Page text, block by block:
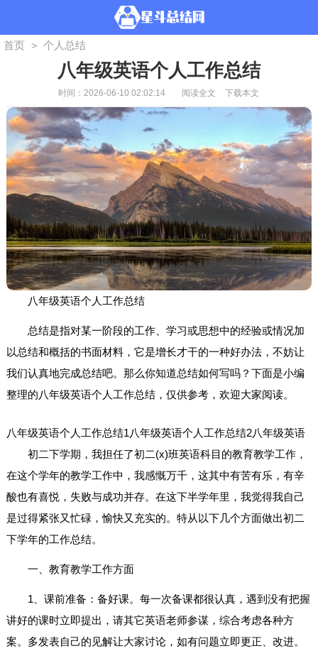
首页 > 个人总结
八年级英语个人工作总结
时间：2026-06-10 02:02:14 阅读全文 下载本文
八年级英语个人工作总结
总结是指对某一阶段的工作、学习或思想中的经验或情况加
以总结和概括的书面材料，它是增长才干的一种好办法，不妨让
我们认真地完成总结吧。那么你知道总结如何写吗？下面是小编
整理的八年级英语个人工作总结，仅供参考，欢迎大家阅读。
八年级英语个人工作总结1
初二下学期，我担任了初二(x)班英语科目的教育教学工作，
在这个学年的教学工作中，我感慨万千，这其中有苦有乐，有辛
酸也有喜悦，失败与成功并存。在这下半学年里，我觉得我自己
是过得紧张又忙碌，愉快又充实的。特从以下几个方面做出初二
下学年的工作总结。
一、教育教学工作方面
1、课前准备：备好课。每一次备课都很认真，遇到没有把握
讲好的课时立即提出，请其它英语老师参谋，综合考虑各种方
案。多发表自己的见解让大家讨论，如有问题立即更正、改进。
八年级英语个人工作总结2八年级英语